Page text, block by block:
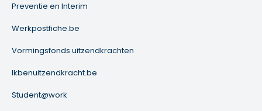
Preventie en Interim
Werkpostfiche.be
Vormingsfonds uitzendkrachten
Ikbenuitzendkracht.be
Student@work